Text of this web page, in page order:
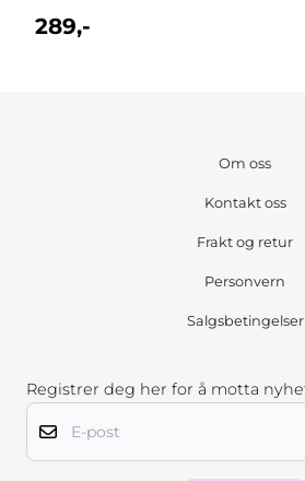
289,-
Om oss
Kontakt oss
Frakt og retur
Personvern
Salgsbetingelser
Registrer deg her for å motta